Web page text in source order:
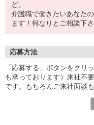
ど。
介護職で働きたいあなた
ます！何なりとご相談下さ
応募方法
「応募する」ボタンをクリ
も承っております）来社不
です。もちろんご来社面談